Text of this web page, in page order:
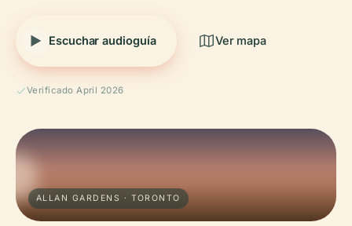
Escuchar audioguía Ver mapa
Verificado April 2026
ALLAN GARDENS · TORONTO